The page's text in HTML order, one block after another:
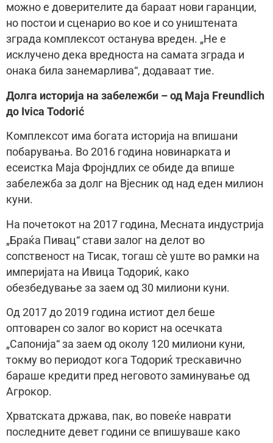
можно е доверителите да бараат нови гаранции,
но постои и сценарио во кое и со уништената
зграда комплексот останува вреден. „Не е
исклучено дека вредноста на самата зграда и
онака била занемарлива“, додаваат тие.
Долга историја на забележби – од Мaja Freundlich
до Ivica Todorić
Комплексот има богата историја на впишани
побарувања. Во 2016 година новинарката и
есеистка Маја Фројндлих се обиде да впише
забележба за долг на Вјесник од над еден милион
куни.
На почетокот на 2017 година, Месната индустрија
„Браќа Пивац“ стави залог на делот во
сопственост на Тисак, тогаш сè уште во рамки на
империјата на Ивица Тодориќ, како
обезбедување за заем од 30 милиони куни.
Од 2017 до 2019 година истиот дел беше
оптоварен со залог во корист на осечката
„Сапонија“ за заем од околу 120 милиони куни,
токму во периодот кога Тодориќ трескавично
бараше кредити пред неговото заминување од
Агрокор.
Хрватската држава, пак, во повеќе наврати
последните девет години се впишуваше како